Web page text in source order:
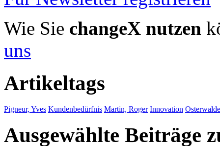
Wie Sie changeX nutzen
uns
Artikeltags
Pigneur, Yves Kundenbedürfnis Martin, Roger Innovation
Ausgewählte Beiträge